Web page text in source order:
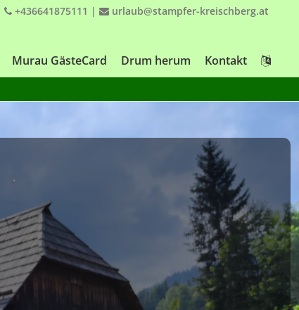
+436641875111 | urlaub@stampfer-kreischberg.at
Murau GästeCard Drum herum Kontakt